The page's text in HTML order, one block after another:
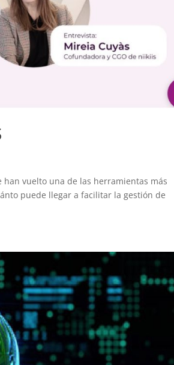
han vuelto una de las herramientas más
puede llegar a facilitar la gestión de